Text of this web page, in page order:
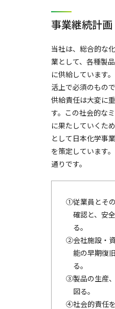
事業継続計画
当社は、総合的な
業として、各種製
に供給しています
活上で必須のもの
供給責任は大変に
す。この社会的な
に果たしていくた
として日本化学事
を策定しています
通りです。
①従業員とそ
確認と、安
る。
②会社施設・
能の早期復
る。
③製品の生産
図る。
④社会的責任を